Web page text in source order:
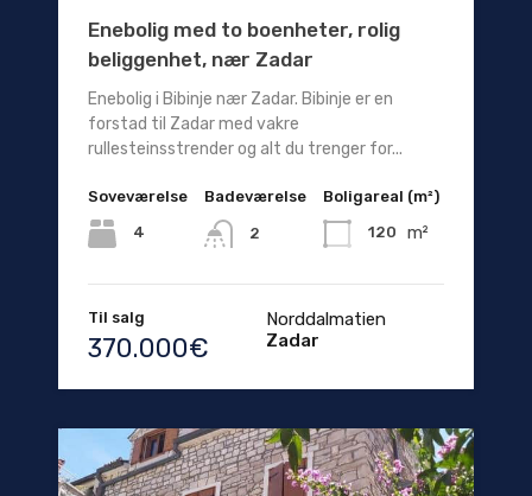
Enebolig med to boenheter, rolig
beliggenhet, nær Zadar
Enebolig i Bibinje nær Zadar. Bibinje er en
forstad til Zadar med vakre
rullesteinsstrender og alt du trenger for...
Soveværelse
4
Badeværelse
2
Boligareal (m²)
120 m²
Til salg
370.000€
Norddalmatien
Zadar